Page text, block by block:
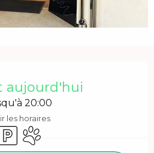
aujourd'hui
20:00
les horaires
Animaux acceptés